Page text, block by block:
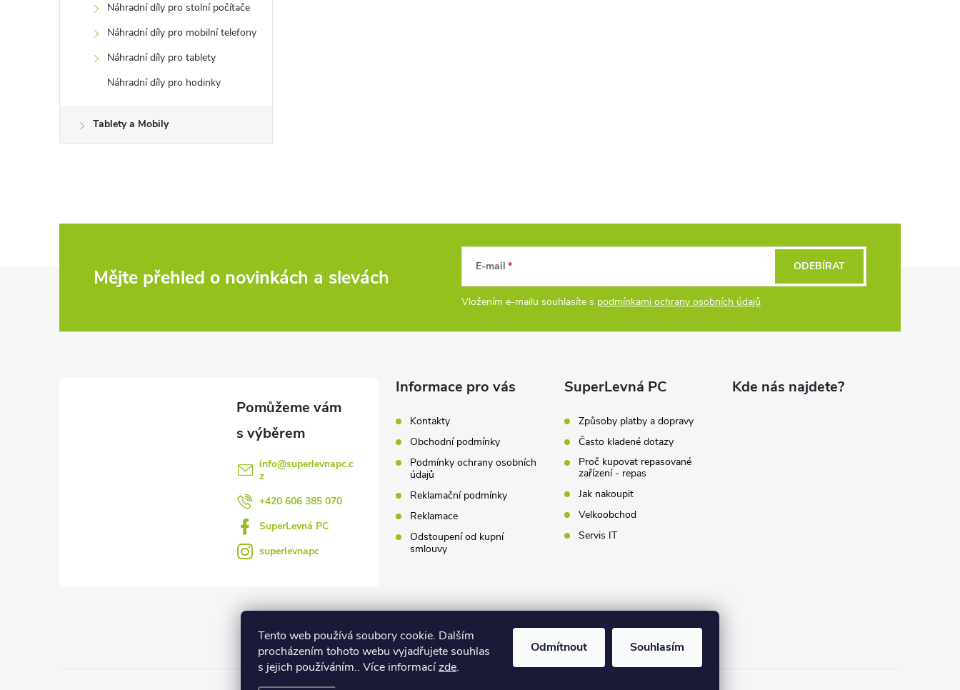
Tento web používá soubory cookie. Dalším
procházením tohoto webu vyjadřujete souhlas
s jejich používáním.. Více informacízde.
Odmítnout Souhlasím
Náhradní díly pro stolní počítače
Náhradní díly pro mobilní telefony
Náhradní díly pro tablety
Náhradní díly pro hodinky
Tablety a Mobily
Mějte přehled o novinkách a slevách E-mail
Vložením e-mailu souhlasíte s podmínkami ochrany osobních údajů
ODEBÍRAT
info@superlevnapc.c
z
+420 606 385 070
SuperLevná PC
superlevnapc
Informace pro vás
Kontakty
Obchodní podmínky
Podmínky ochrany osobních
údajů
Reklamační podmínky
Reklamace
Odstoupení od kupní
smlouvy
SuperLevná PC
Způsoby platby a dopravy
Často kladené dotazy
Proč kupovat repasované
zařízení - repas
Jak nakoupit
Velkoobchod
Servis IT
Kde nás najdete?